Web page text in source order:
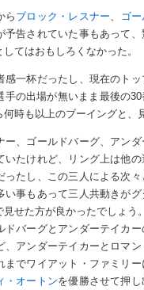
ら ブロック・レスナー ゴ
予告されていた事もあって
てはおもしろくなかった。
感一杯だったし、現在のトッ
手の出場が無いまま最後の
時も以上のブーイングと、
ー、ゴールドバーグ、アン
いたけれど、リング上は他
ったし、この三人による次
い事もあって三人共動きが
せた方が良かったでしょう。
ドバーグとアンダーテイカ
、アンダーテイカーとロマ
までワイアット・ファミリ
・オートンを優勝させて押